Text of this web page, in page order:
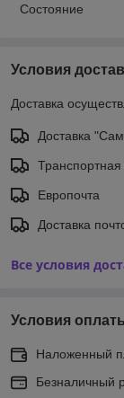
Состояние
Условия
Доставка
Доставка
Европочта
Доставка
Все условия
Условия
Наложенный
Безналичный